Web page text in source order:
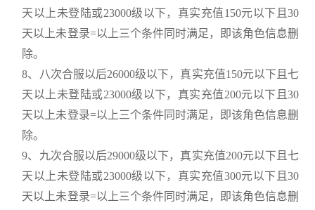
天以上未登陆或23000级以下，真实充值150元以下且30
天以上未登录=以上三个条件同时满足，即该角色信息删
除。
8、八次合服以后26000级以下，真实充值150元以下且七
天以上未登陆或23000级以下，真实充值200元以下且30
天以上未登录=以上三个条件同时满足，即该角色信息删
除。
9、九次合服以后29000级以下，真实充值200元以下且七
天以上未登陆或23000级以下，真实充值300元以下且30
天以上未登录=以上三个条件同时满足，即该角色信息删